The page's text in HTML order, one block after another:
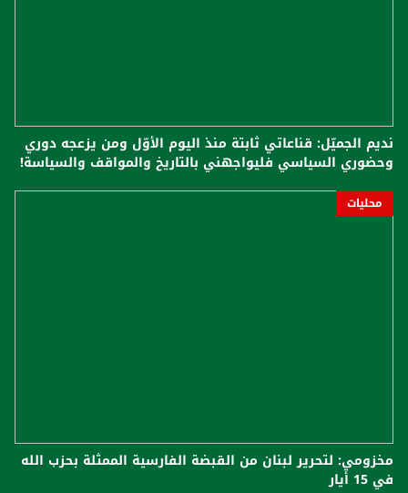
نديم الجميّل: قناعاتي ثابتة منذ اليوم الأوّل ومن يزعجه دوري
وحضوري السياسي فليواجهني بالتاريخ والمواقف والسياسة!
محليات
مخزومي: لتحرير لبنان من القبضة الفارسية الممثلة ب‍حزب الله
في 15 أيار